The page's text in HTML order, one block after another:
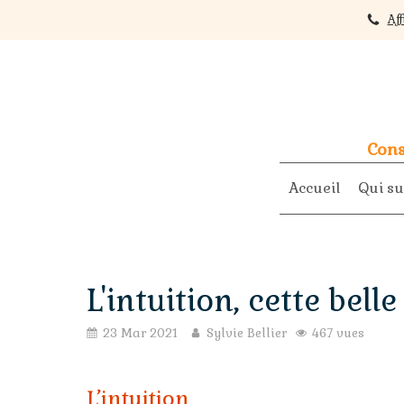
Accueil Qui
L'intuition, cette belle
23 Mar 2021 Sylvie Bellier 467 vues
L’intuition